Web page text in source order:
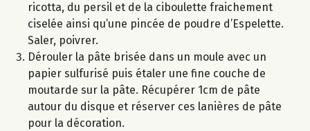
ricotta, du persil et de la ciboulette fraichement
ciselée ainsi qu’une pincée de poudre d’Espelette.
Saler, poivrer.
Dérouler la pâte brisée dans un moule avec un
papier sulfurisé puis étaler une fine couche de
moutarde sur la pâte. Récupérer 1cm de pâte
autour du disque et réserver ces lanières de pâte
pour la décoration.